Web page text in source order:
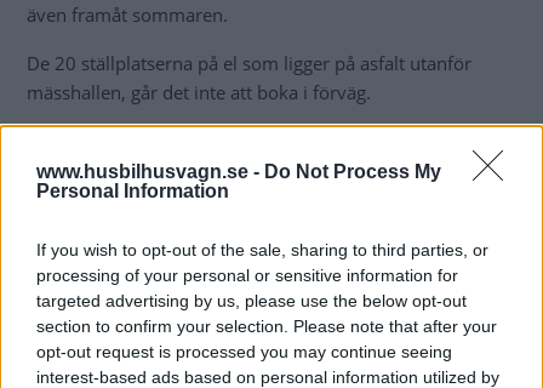
www.husbilhusvagn.se - Do Not Process My
Personal Information
If you wish to opt-out of the sale, sharing to third parties, or
processing of your personal or sensitive information for
targeted advertising by us, please use the below opt-out
section to confirm your selection. Please note that after your
opt-out request is processed you may continue seeing
interest-based ads based on personal information utilized by
även framåt sommaren.
De 20 ställplatserna på el som ligger på asfalt utanför
mässhallen, går det inte att boka i förväg.
Mässcampingbiljetter bokas via Tickster. Enklast är att gå
elmia.se/husvagn.
Stormässan Elmia Husvagn Husbil pågår 11–15 september
2024.